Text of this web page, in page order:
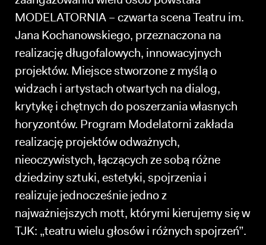
MODELATORNIA – czwarta scena Teatru im.
Jana Kochanowskiego, przeznaczona na
realizację długofalowych, innowacyjnych
projektów. Miejsce stworzone z myślą o
widzach i artystach otwartych na dialog,
krytykę i chętnych do poszerzania własnych
horyzontów. Program Modelatorni zakłada
realizację projektów odważnych,
nieoczywistych, łączących ze sobą różne
dziedziny sztuki, estetyki, spojrzenia i
realizuje jednocześnie jedno z
najważniejszych mott, którymi kierujemy się w
TJK: „teatru wielu głosów i różnych spojrzeń”.